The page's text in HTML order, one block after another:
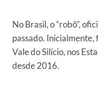
No Brasil, o “robô”,
passado.
Vale do Silício, nos
desde 2016.